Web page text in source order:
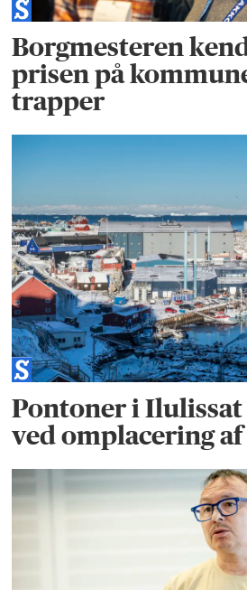
Borgmesteren
prisen på
trapper
Pontoner i
ved omplacering